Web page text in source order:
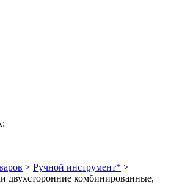
> Ручной инструмент* >
двухсторонние комбинированные,